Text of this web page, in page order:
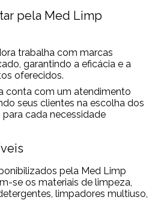
pela Med Limp
trabalha com marcas
garantindo a eficácia e a
oferecidos.
conta com um atendimento
seus clientes na escolha dos
cada necessidade
pela Med Limp
se os materiais de limpeza,
limpadores multiuso,